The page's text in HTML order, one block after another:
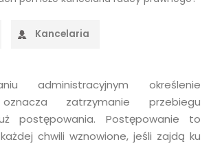
Kancelaria
administracyjnym określenie
oznacza zatrzymanie przebiegu
postępowania. Postępowanie to
chwili wznowione, jeśli zajdą ku